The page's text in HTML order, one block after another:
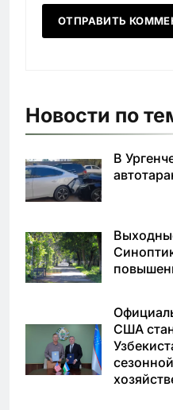
Новости по
В
США